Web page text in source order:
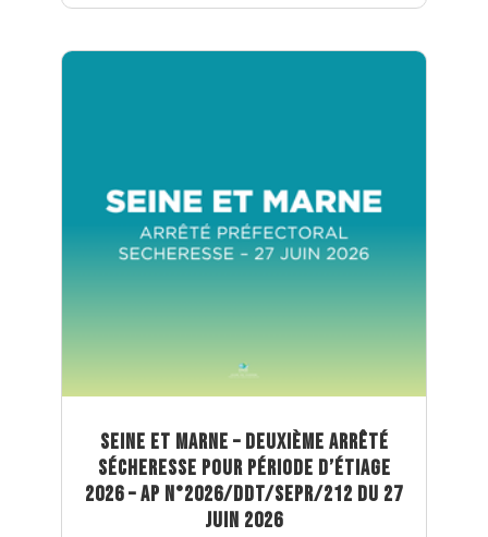
Seine et Marne – Deuxième arrêté
sécheresse pour période d’étiage
2026 – AP n°2026/DDT/SEPR/212 du 27
juin 2026